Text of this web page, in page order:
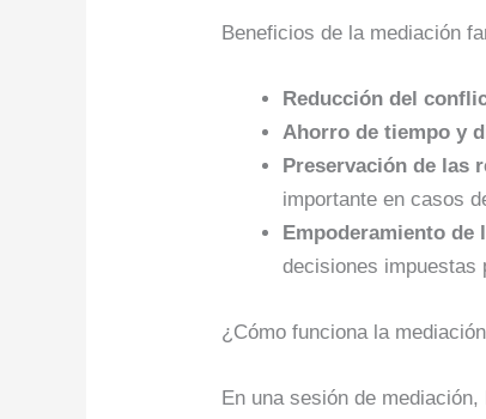
Beneficios de la mediación
Reducción del
Ahorro de tiempo y
Preservación de las
importante en casos
Empoderamiento de
decisiones impuestas
¿Cómo funciona la
En una sesión de